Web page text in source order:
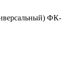
ФК-